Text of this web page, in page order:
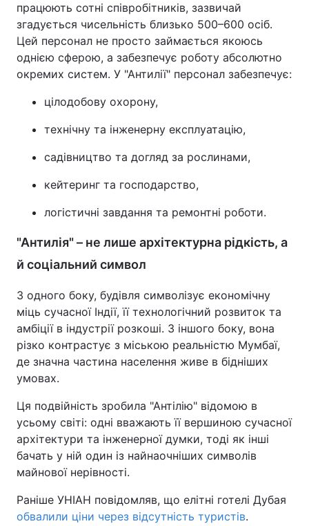
працюють сотні співробітників, зазвичай
згадується чисельність близько 500–600 осіб.
Цей персонал не просто займається якоюсь
однією сферою, а забезпечує роботу абсолютно
окремих систем. У "Антилії" персонал забезпечує:
цілодобову охорону,
технічну та інженерну експлуатацію,
садівництво та догляд за рослинами,
кейтеринг та господарство,
логістичні завдання та ремонтні роботи.
"Антилія" – не лише архітектурна рідкість, а
й соціальний символ
З одного боку, будівля символізує економічну
міць сучасної Індії, її технологічний розвиток та
амбіції в індустрії розкоші. З іншого боку, вона
різко контрастує з міською реальністю Мумбаї,
де значна частина населення живе в бідніших
умовах.
Ця подвійність зробила "Антілію" відомою в
усьому світі: одні вважають її вершиною сучасної
архітектури та інженерної думки, тоді як інші
бачать у ній один із найнаочніших символів
майнової нерівності.
Раніше УНІАН повідомляв, що елітні готелі Дубая
обвалили ціни через відсутність туристів.